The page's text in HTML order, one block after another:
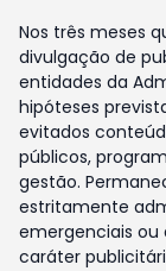
Nos três meses
divulgação de
entidades da
hipóteses
evitados
públicos,
gestão.
estritamente
emergenciais ou
caráter